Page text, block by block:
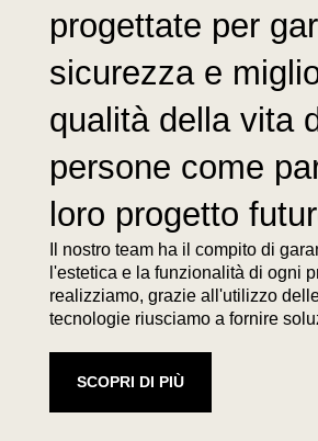
progettate per
sicurezza e
qualità della vita
persone come
loro progetto
Il nostro team ha il compito di
l'estetica e la funzionalità di ogni
realizziamo, grazie all'utilizzo
tecnologie riusciamo a fornire
SCOPRI DI PIÙ